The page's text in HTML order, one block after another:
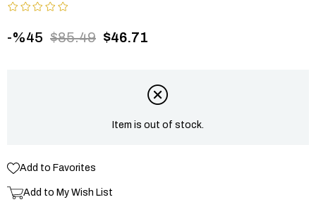
45 $85.49 $46.71
Item is out of stock.
Add to Favorites
Add to My Wish List